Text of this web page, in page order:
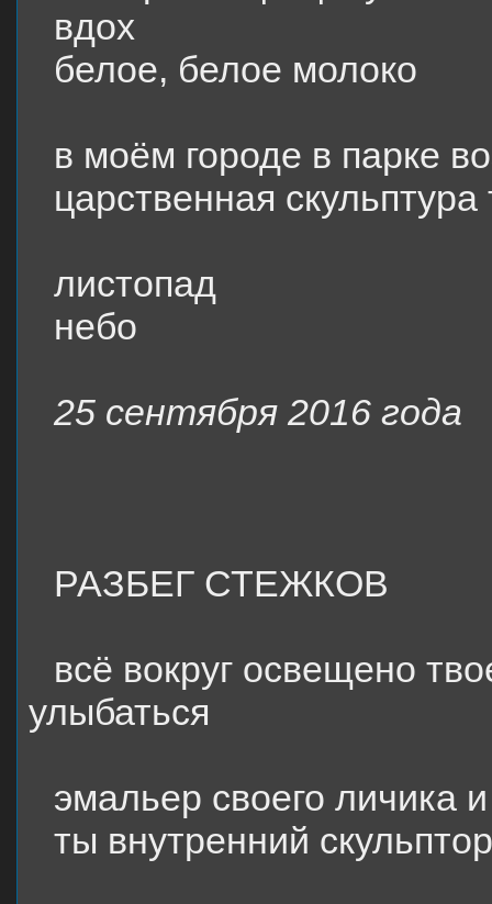
вдох
белое, белое молоко
в моём городе в парке
царственная скульптура
листопад
небо
25 сентября 2016 года
РАЗБЕГ СТЕЖКОВ
всё вокруг освещено
улыбаться
эмальер своего личика
ты внутренний скульптор